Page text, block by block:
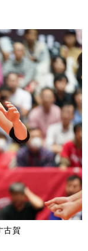
古賀